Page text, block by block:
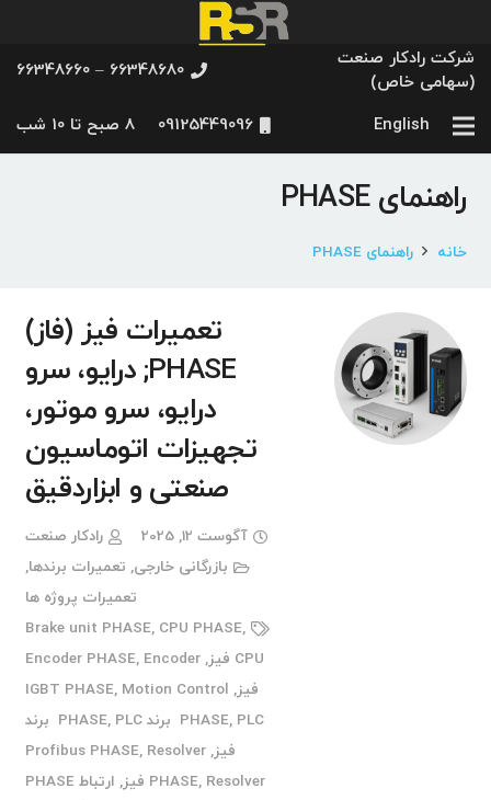
شرکت رادکار صنعت
(سهامی خاص)
66348680 – 66348660
English
09125449096 8 صبح تا 10 شب
راهنمای PHASE
خانه راهنمای PHASE
تعمیرات فیز (فاز)
PHASE; درایو، سرو
درایو، سرو موتور،
تجهیزات اتوماسیون
صنعتی و ابزاردقیق
آگوست 12, 2025
رادکار صنعت
بازرگانی خارجی, تعمیرات برندها,
تعمیرات پروژه ها
Brake unit PHASE, CPU PHASE,
CPU فیز
,
Encoder PHASE, Encoder
فیز,
IGBT PHASE, Motion Control
PHASE, PLC برند PHASE ,
PLC برند
فیز,
Profibus PHASE, Resolver
PHASE, Resolver فیز ,
ارتباط PHASE